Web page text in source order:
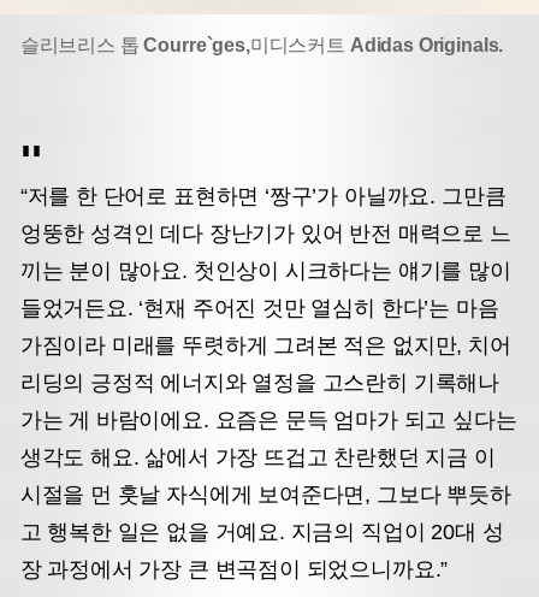
슬리브리스 톱Courre`ges,미디스커트 Adidas Originals.
“저를 한 단어로 표현하면 ‘짱구’가 아닐까요. 그만큼
엉뚱한 성격인 데다 장난기가 있어 반전 매력으로 느
끼는 분이 많아요. 첫인상이 시크하다는 얘기를 많이
들었거든요. ‘현재 주어진 것만 열심히 한다’는 마음
가짐이라 미래를 뚜렷하게 그려본 적은 없지만, 치어
리딩의 긍정적 에너지와 열정을 고스란히 기록해나
가는 게 바람이에요. 요즘은 문득 엄마가 되고 싶다는
생각도 해요. 삶에서 가장 뜨겁고 찬란했던 지금 이
시절을 먼 훗날 자식에게 보여준다면, 그보다 뿌듯하
고 행복한 일은 없을 거예요. 지금의 직업이 20대 성
장 과정에서 가장 큰 변곡점이 되었으니까요.”